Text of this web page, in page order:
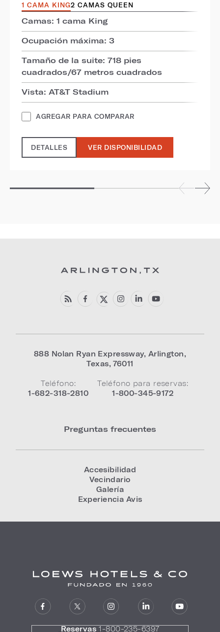
1 CAMA KING2 CAMAS QUEEN
Camas: 1 cama King
Ocupación máxima: 3
Tamaño de la suite: 718 pies
cuadrados/67 metros cuadrados
Vista: AT&T Stadium
AGREGAR PARA COMPARAR
DETALLES VER DISPONIBILIDAD
888 Nolan Ryan Expressway, Arlington,
Texas,76011
Teléfono:
1-682-318-2810
Teléfono para reservas:
1-800-345-9172
Preguntas frecuentes
Accesibilidad
Vecindario
Galería
Experiencia Avis
Reservas 1-800-235-6397